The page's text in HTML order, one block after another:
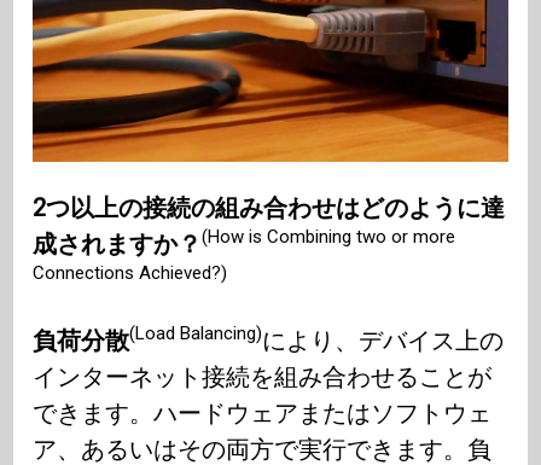
2つ以上の接続の組み合わせはどのように達
成されますか？(How is Combining two or more
Connections Achieved?)
負荷分散(Load Balancing)により、デバイス上の
インターネット接続を組み合わせることが
できます。ハードウェアまたはソフトウェ
ア、あるいはその両方で実行できます。負